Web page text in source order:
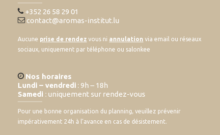
+352 26 58 29 01
contact@aromas-institut.lu
Aucune prise de rendez vous ni annulation via email ou réseaux
sociaux, uniquement par téléphone ou salonkee
Nos horaires
Lundi – vendredi : 9h – 18h
Samedi : uniquement sur rendez-vous
Pour une bonne organisation du planning, veuillez prévenir
impérativement 24h à l’avance en cas de désistement.